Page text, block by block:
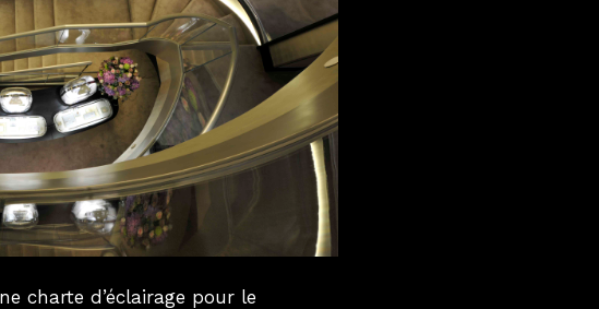
charte d’éclairage pour le